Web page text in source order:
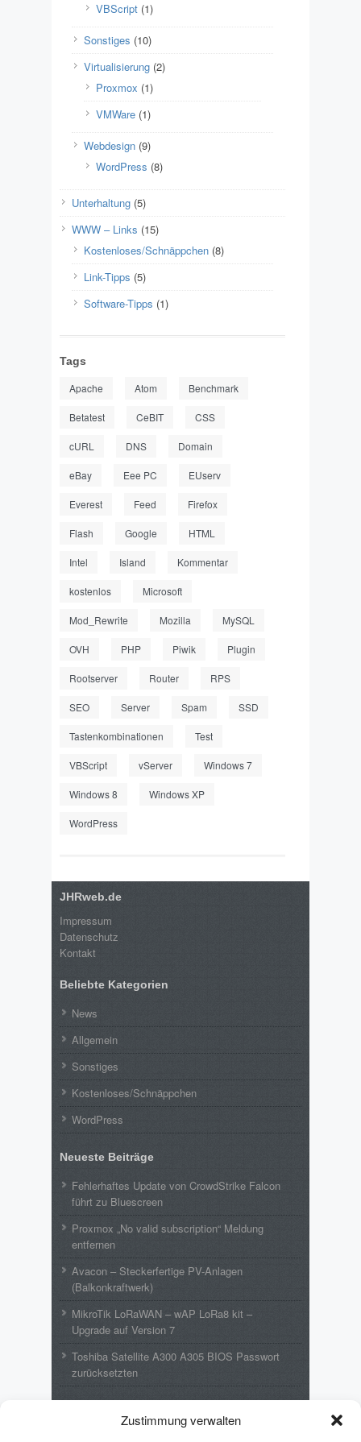
Zustimmung verwalten
VBScript (1)
Sonstiges (10)
Virtualisierung (2)
Proxmox (1)
VMWare (1)
Webdesign (9)
WordPress (8)
Unterhaltung (5)
WWW – Links (15)
Kostenloses/Schnäppchen (8)
Link-Tipps (5)
Software-Tipps (1)
Tags
Apache Atom Benchmark
Betatest CeBIT CSS
cURL DNS Domain
eBay Eee PC EUserv
Everest Feed Firefox
Flash Google HTML
Intel Island Kommentar
kostenlos Microsoft
Mod_Rewrite Mozilla MySQL
OVH PHP Piwik Plugin
Rootserver Router RPS
SEO Server Spam SSD
Tastenkombinationen Test
VBScript vServer Windows 7
Windows 8 Windows XP
WordPress
JHRweb.de
Impressum
Datenschutz
Kontakt
Beliebte Kategorien
News
Allgemein
Sonstiges
Kostenloses/Schnäppchen
WordPress
Neueste Beiträge
Fehlerhaftes Update von CrowdStrike Falcon
führt zu Bluescreen
Proxmox „No valid subscription“ Meldung
entfernen
Avacon – Steckerfertige PV-Anlagen
(Balkonkraftwerk)
MikroTik LoRaWAN – wAP LoRa8 kit –
Upgrade auf Version 7
Toshiba Satellite A300 A305 BIOS Passwort
zurücksetzten